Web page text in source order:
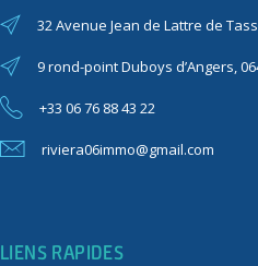
32 Avenue Jean de Lattre de
9 rond-point Duboys d’Angers,
+33 06 76 88 43 22
riviera06immo@gmail.com
LIENS RAPIDES